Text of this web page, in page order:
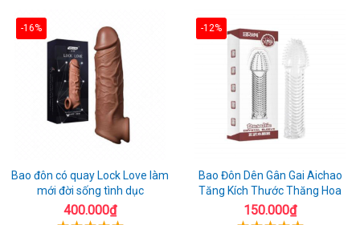
-16%
Bao đôn có quay Lock Love làm
mới đời sống tình dục
400.000₫
-12%
Bao Đôn Dên Gân Gai Aichao
Tăng Kích Thước Thăng Hoa
150.000₫